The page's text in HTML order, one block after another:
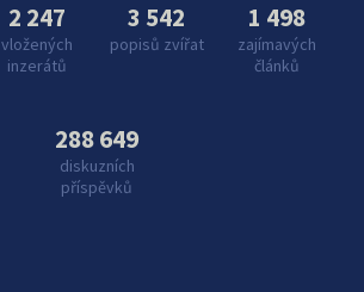
2 247
vložených
inzerátů
3 542
popisů zvířat
1 498
zajímavých
článků
288 649
diskuzních
příspěvků